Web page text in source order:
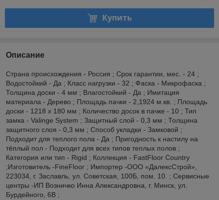
Купить
Описание
Страна происхождения - Россия ; Срок гарантии, мес. - 24 ;
Водостойкий - Да ; Класс нагрузки - 32 ; Фаска - Микрофаска ;
Толщина доски - 4 мм ; Влагостойкий - Да ; Имитация
материала - Дерево ; Площадь пачки - 2,1924 м.кв. ; Площадь
доски - 1218 x 180 мм ; Количество досок в пачке - 10 ; Тип
замка - Valinge System ; Защитный слой - 0,3 мм ; Толщина
защитного слоя - 0,3 мм ; Способ укладки - Замковой ;
Подходит для теплого пола - Да ; Пригодность к настилу на
тёплый пол - Подходит для всех типов теплых полов ;
Категория или тип - Rigid ; Коллекция - FastFloor Country
;Изготовитель -FineFloor ; Импортер -OOO «ДалексСтрой»,
223034, г. Заславль, ул. Советская, 100Б, пом. 10. ; Сервисные
центры -ИП Возничко Инна Александровна, г. Минск, ул.
Бурдейного, 6В ;